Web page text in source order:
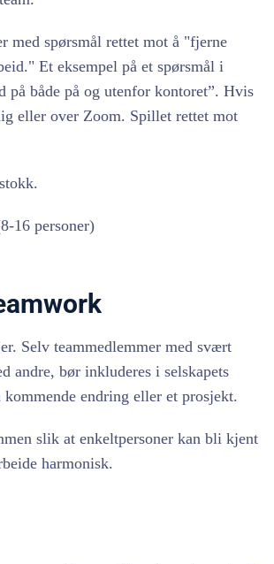
med spørsmål rettet mot å "fjerne
Et eksempel på et spørsmål i
på både på og utenfor kontoret”. Hvis
eller over Zoom. Spillet rettet mot
16 personer)
Selv teammedlemmer med svært
andre, bør inkluderes i selskapets
endring eller et prosjekt.
slik at enkeltpersoner kan bli kjent
harmonisk.